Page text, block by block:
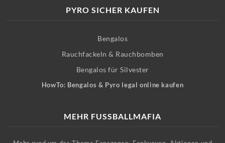
PYRO SICHER KAUFEN
Bengalos
Rauchfackeln & Rauchbomben
Bengalos für Silvester
HowTo: Bengalos & Pyro legal online kaufen
MEHR FUSSBALLMAFIA